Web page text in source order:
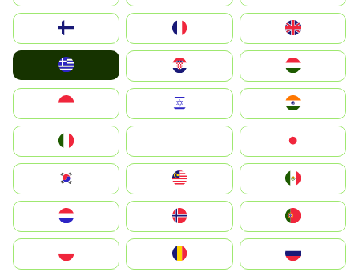
United Kingdom
Magyarország
South Korea